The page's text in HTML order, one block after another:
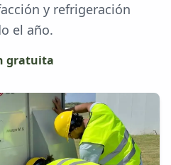
y refrigeración
el año.
gratuita